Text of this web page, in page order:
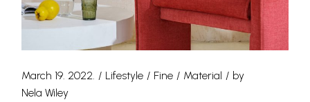
March 19. 2022. Lifestyle Fine Material
by
Nela Wiley